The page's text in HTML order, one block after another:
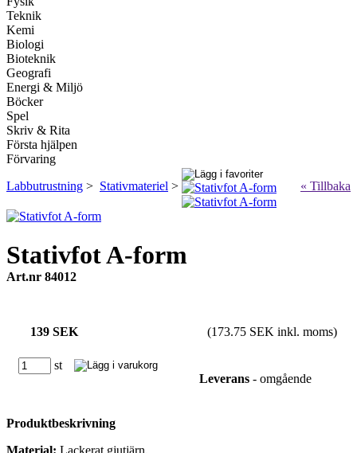
Teknik
Kemi
Biologi
Bioteknik
Geografi
Energi & Miljö
Böcker
Spel
Skriv & Rita
Första hjälpen
Förvaring
Labbutrustning > Stativmateriel > « Tillbaka
Stativfot A-form
Art.nr 84012
139 SEK (173.75 SEK inkl. moms)
st
Leverans - omgående
Produktbeskrivning